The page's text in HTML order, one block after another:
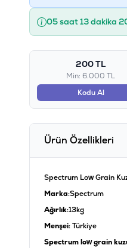
05 saat 13 dakika
200 TL
Min: 6.000 TL
Kodu Al
Ürün Özellikleri
Spectrum Low Grain
Marka:Spectrum
Ağırlık:13kg
Menşei: Türkiye
Spectrum low grain